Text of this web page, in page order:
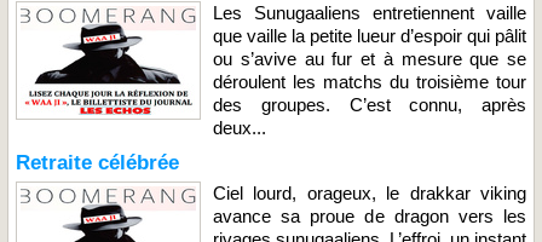
Les Sunugaaliens entretiennent vaille
que vaille la petite lueur d’espoir qui pâlit
ou s’avive au fur et à mesure que se
déroulent les matchs du troisième tour
des groupes. C’est connu, après
deux...
Retraite célébrée
Ciel lourd, orageux, le drakkar viking
avance sa proue de dragon vers les